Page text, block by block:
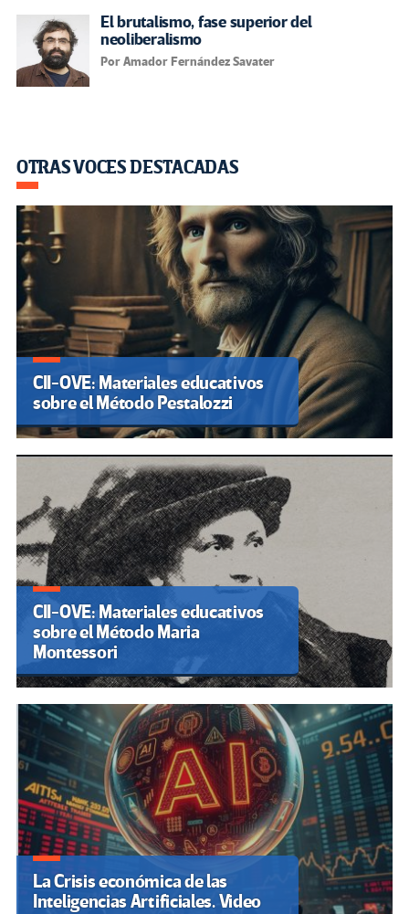
El brutalismo, fase superior del
neoliberalismo
Por Amador Fernández Savater
OTRAS VOCES DESTACADAS
CII-OVE: Materiales educativos
sobre el Método Pestalozzi
CII-OVE: Materiales educativos
sobre el Método Maria
Montessori
La Crisis económica de las
Inteligencias Artificiales. Video